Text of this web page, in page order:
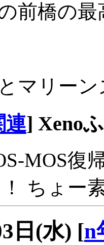
前橋の
マリー
連] Xeno
MOS復
ちょー
日(水) [n